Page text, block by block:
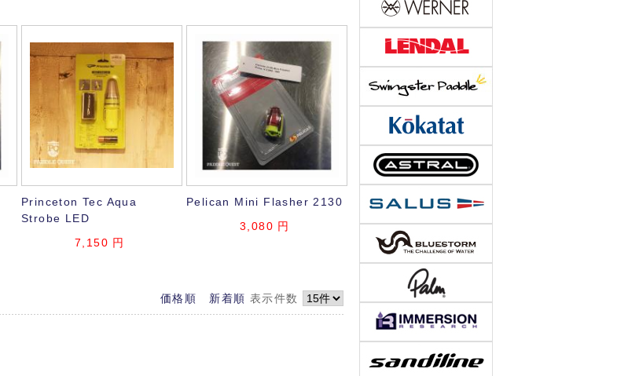
Princeton Tec Aqua
Strobe LED
7,150 円
Pelican Mini Flasher 2130
3,080 円
価格順 新着順 表示件数